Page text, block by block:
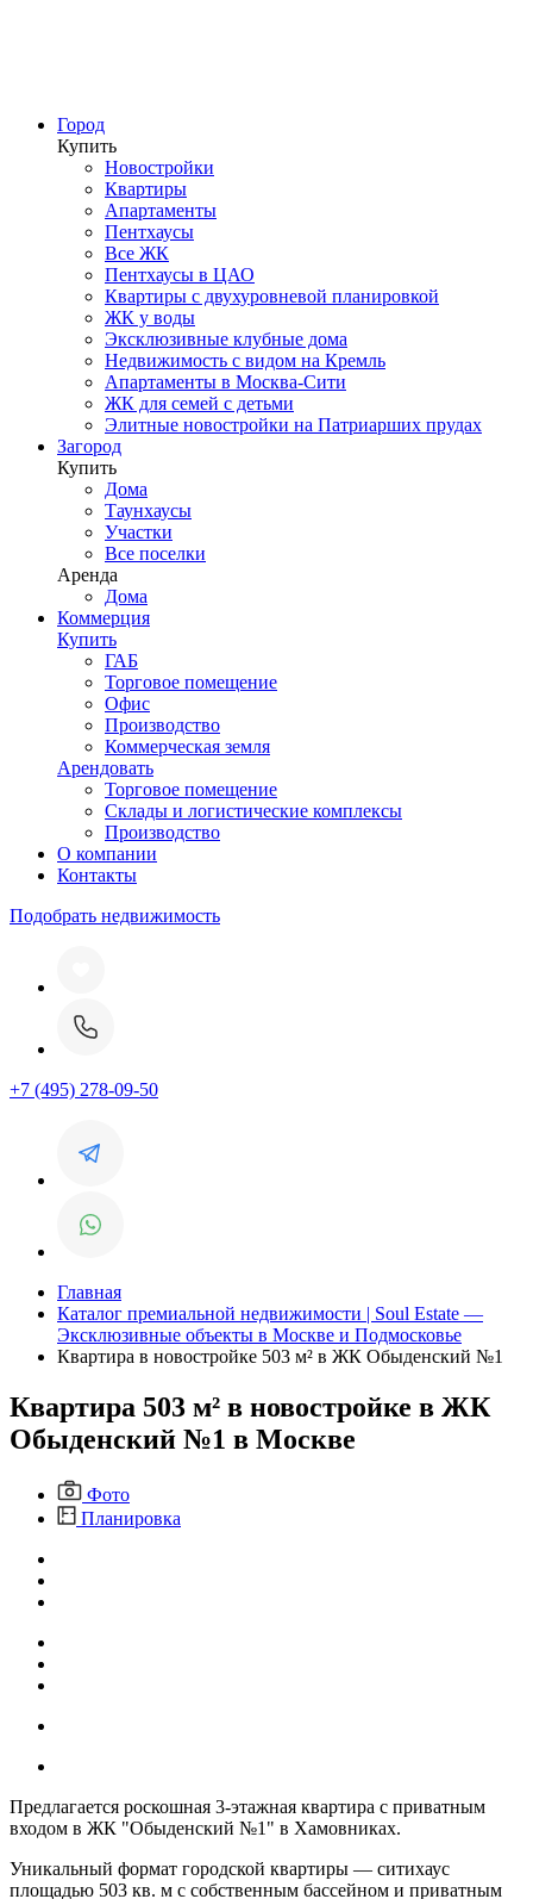
Город
Купить
Новостройки
Квартиры
Апартаменты
Пентхаусы
Все ЖК
Пентхаусы в ЦАО
Квартиры с двухуровневой планировкой
ЖК у воды
Эксклюзивные клубные дома
Недвижимость с видом на Кремль
Апартаменты в Москва-Сити
ЖК для семей с детьми
Элитные новостройки на Патриарших прудах
Загород
Купить
Дома
Таунхаусы
Участки
Все поселки
Аренда
Дома
Коммерция
Купить
ГАБ
Торговое помещение
Офис
Производство
Коммерческая земля
Арендовать
Торговое помещение
Склады и логистические комплексы
Производство
О компании
Контакты
Подобрать недвижимость
+7 (495) 278-09-50
Главная
Каталог премиальной недвижимости | Soul Estate —
Эксклюзивные объекты в Москве и Подмосковье
Квартира в новостройке 503 м² в ЖК Обыденский №1
Квартира 503 м² в новостройке в ЖК
Обыденский №1 в Москве
Фото
Планировка
Предлагается роскошная 3-этажная квартира с приватным
входом в ЖК "Обыденский №1" в Хамовниках.
Уникальный формат городской квартиры — ситихаус
площадью 503 кв. м с собственным бассейном и приватным